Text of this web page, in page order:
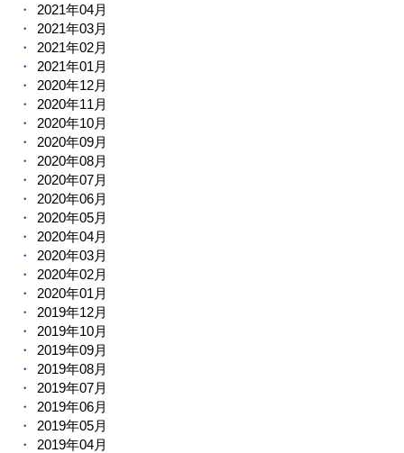
2021年04月
2021年03月
2021年02月
2021年01月
2020年12月
2020年11月
2020年10月
2020年09月
2020年08月
2020年07月
2020年06月
2020年05月
2020年04月
2020年03月
2020年02月
2020年01月
2019年12月
2019年10月
2019年09月
2019年08月
2019年07月
2019年06月
2019年05月
2019年04月